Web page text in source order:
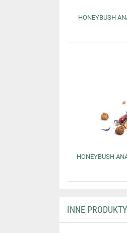
HONEYBUSH
HONEYBUSH
INNE